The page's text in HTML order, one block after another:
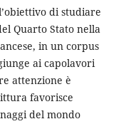
di studiare
Quarto Stato nella
in un corpus
ai capolavori
attenzione è
favorisce
del mondo